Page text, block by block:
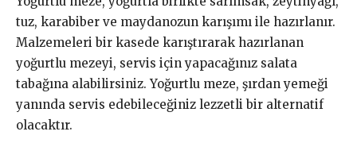
tuz, karabiber ve maydanozun karışımı ile hazırlanır.
Malzemeleri bir kasede karıştırarak hazırlanan
yoğurtlu mezeyi, servis için yapacağınız salata
tabağına alabilirsiniz. Yoğurtlu meze, şırdan yemeği
yanında servis edebileceğiniz lezzetli bir alternatif
olacaktır.